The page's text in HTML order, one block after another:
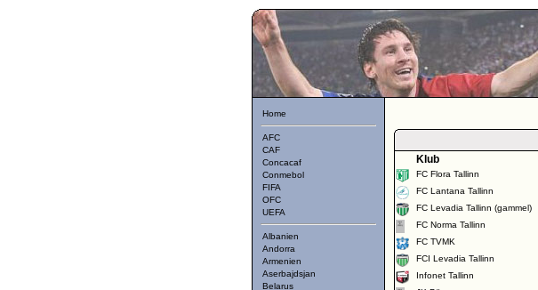
Home
AFC
CAF
Concacaf
Conmebol
FIFA
OFC
UEFA
Albanien
Andorra
Armenien
Aserbajdsjan
Belarus
Klub
FC Flora Tallinn
FC Lantana Tallinn
FC Levadia Tallinn (gammel)
FC Norma Tallinn
FC TVMK
FCI Levadia Tallinn
Infonet Tallinn